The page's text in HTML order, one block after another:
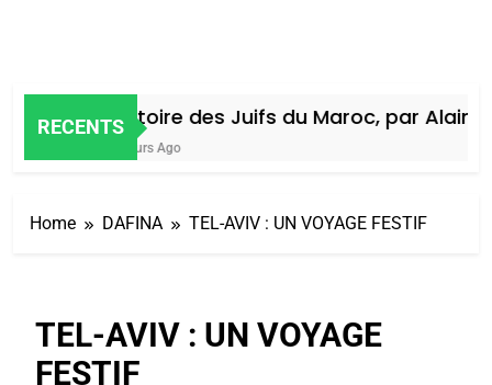
RECENTSHistoire des Juifs du Maroc, par Alain
4 Jours Ago
Home DAFINA TEL-AVIV : UN VOYAGE FESTIF
TEL-AVIV : UN VOYAGE
FESTIF